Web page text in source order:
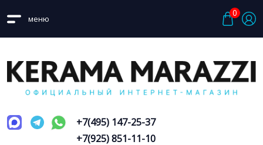
меню
0
+7(495) 147-25-37
+7(925) 851-11-10